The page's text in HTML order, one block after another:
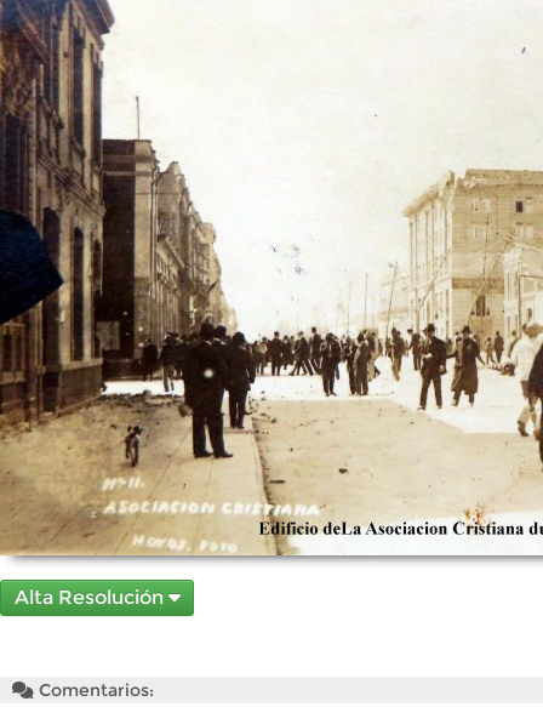
Alta Resolución
Comentarios: